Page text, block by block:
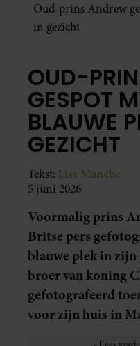
Oud-prins Andrew
in gezicht
OUD-
GESPOT
BLAUWE
GEZICHT
Tekst: Lisa Manche
5 juni 2026
Voormalig prins
Britse pers
blauwe plek in zijn
broer van koning
gefotografeerd
voor zijn huis in